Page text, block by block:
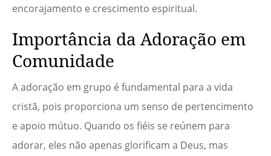
encorajamento e crescimento espiritual.
Importância da Adoração em
Comunidade
A adoração em grupo é fundamental para a vida
cristã, pois proporciona um senso de pertencimento
e apoio mútuo. Quando os fiéis se reúnem para
adorar, eles não apenas glorificam a Deus, mas